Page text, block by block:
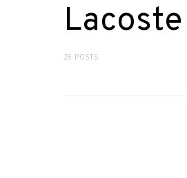
Lacoste
26 POSTS